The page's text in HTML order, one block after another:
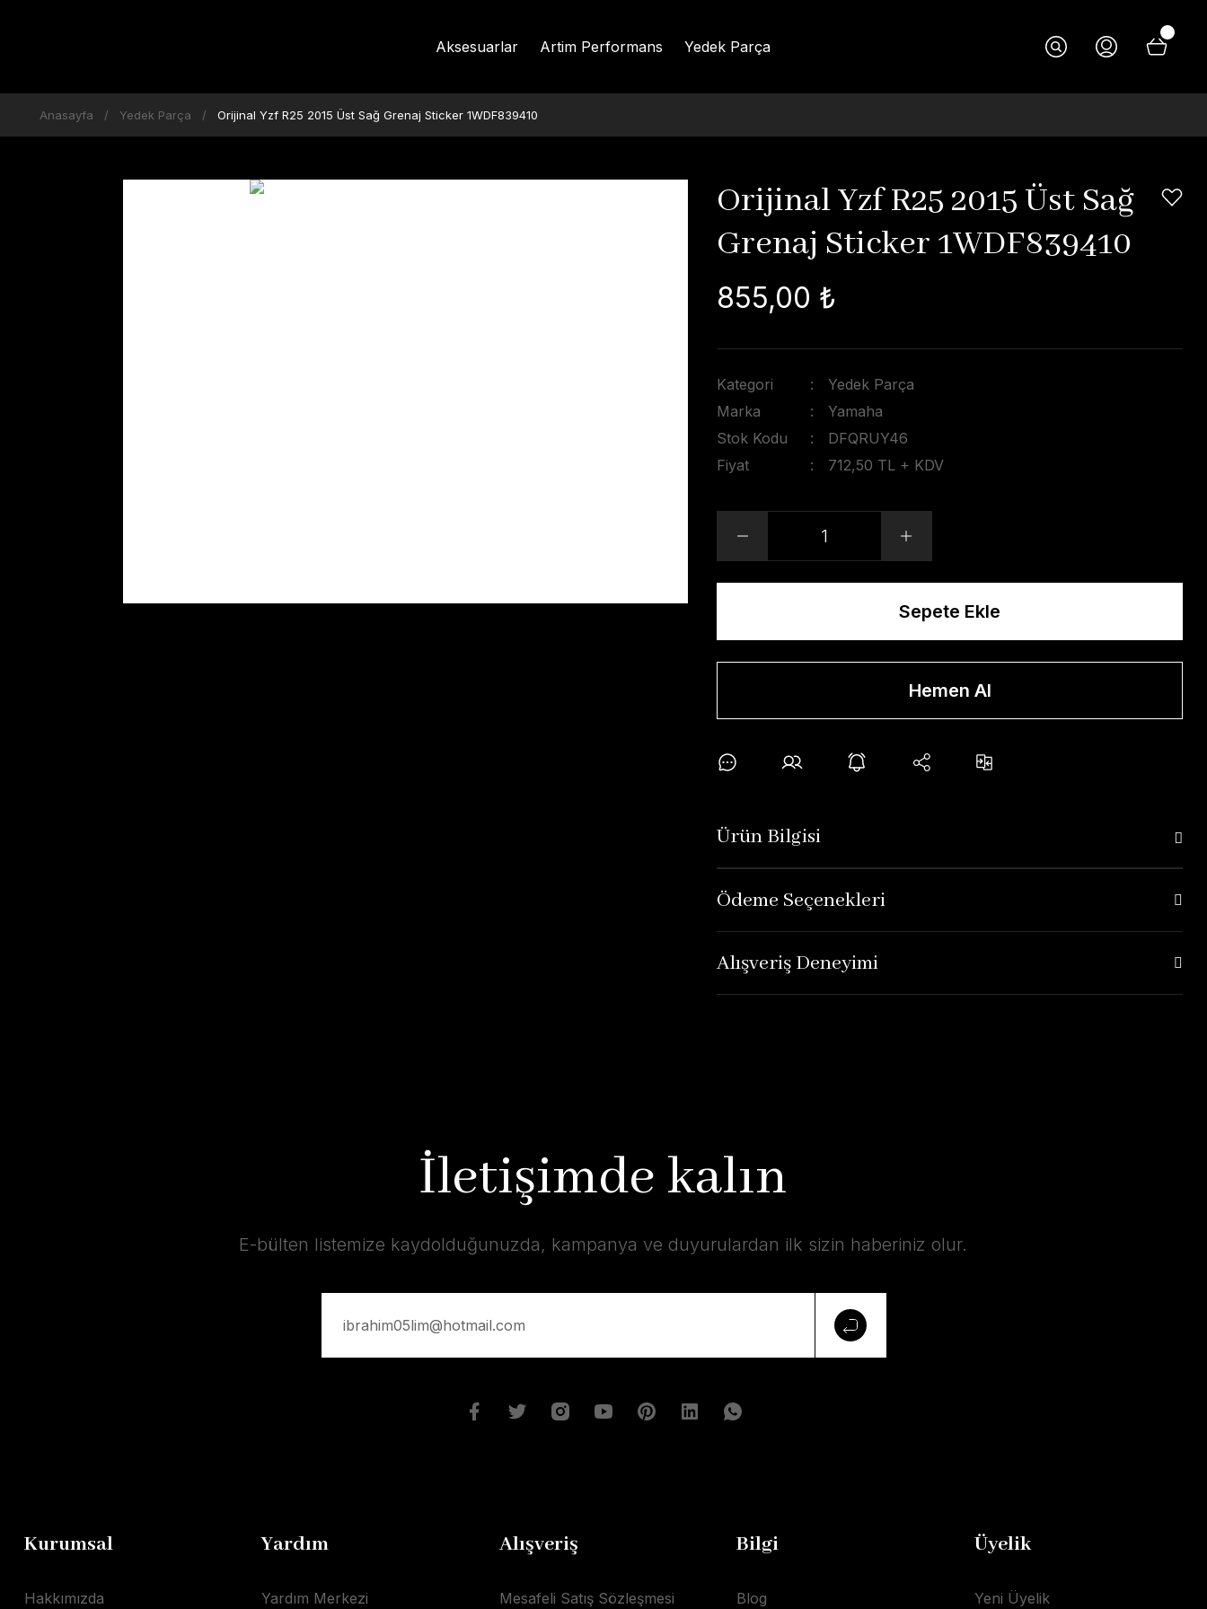
Aksesuarlar Artim Performans Yedek Parça
Anasayfa Yedek Parça Orijinal Yzf R25 2015 Üst Sağ Grenaj Sticker 1WDF839410
Orijinal Yzf R25 2015 Üst Sağ
Grenaj Sticker 1WDF839410
855,00 ₺
Kategori
Yedek Parça
Marka
Yamaha
Stok Kodu
DFQRUY46
Fiyat
712,50 TL + KDV
Sepete Ekle
Hemen Al
Ürün Bilgisi
Ödeme Seçenekleri
Alışveriş Deneyimi
İletişimde kalın
E-bülten listemize kaydolduğunuzda, kampanya ve duyurulardan ilk sizin haberiniz olur.
Kurumsal
Hakkımızda
Yardım
Yardım Merkezi
Alışveriş
Mesafeli Satış Sözleşmesi
Bilgi
Blog
Üyelik
Yeni Üyelik